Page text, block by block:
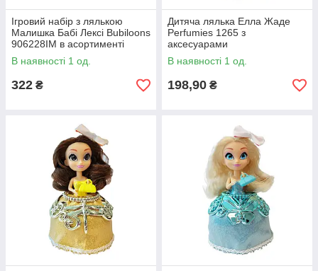
Ігровий набір з лялькою
Малишка Бабі Лексі Bubiloons
906228IM в асортименті
В наявності 1 од.
322 ₴
Дитяча лялька Елла Жаде
Perfumies 1265 з
аксесуарами
В наявності 1 од.
198,90 ₴